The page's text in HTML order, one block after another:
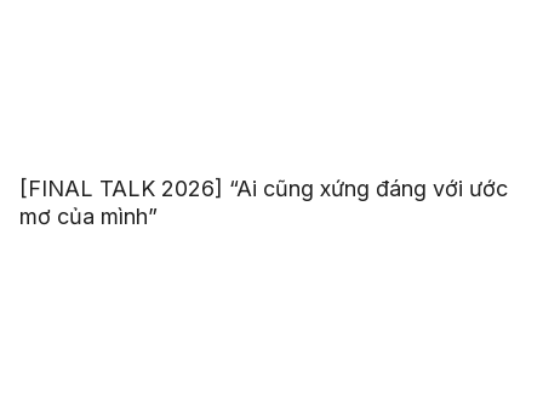
[FINAL TALK 2026] “Ai cũng xứng đáng với ước
mơ của mình”